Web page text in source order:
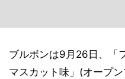
ブルボンは9月26日、「
マスカット味」(オープン